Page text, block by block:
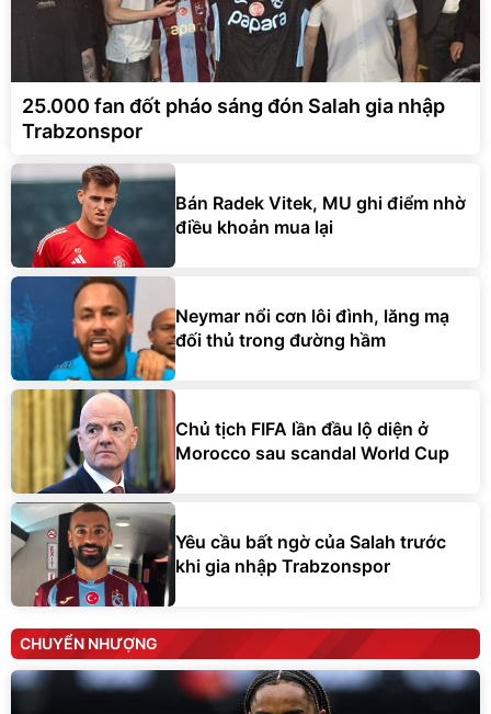
25.000 fan đốt pháo sáng đón Salah gia nhập
Trabzonspor
Bán Radek Vitek, MU ghi điểm nhờ
điều khoản mua lại
Neymar nổi cơn lôi đình, lăng mạ
đối thủ trong đường hầm
Chủ tịch FIFA lần đầu lộ diện ở
Morocco sau scandal World Cup
Yêu cầu bất ngờ của Salah trước
khi gia nhập Trabzonspor
CHUYỂN NHƯỢNG